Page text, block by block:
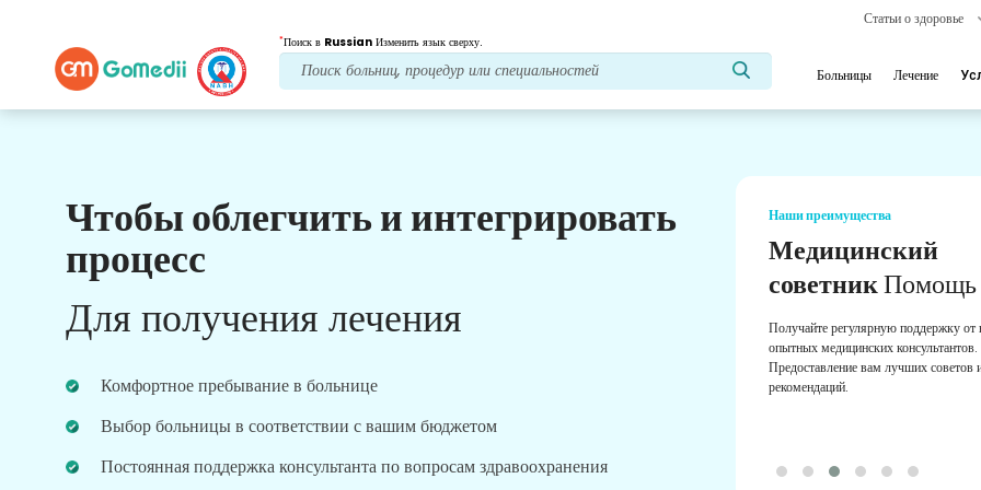
Статьи о здоровье
*Поиск в Russian Изменить язык сверху.
Больницы Лечение
Чтобы облегчить и интегрировать
процесс
Для получения лечения
Комфортное пребывание в больнице
Выбор больницы в соответствии с вашим бюджетом
Постоянная поддержка консультанта по вопросам здравоохранения
Наши преимущества
Лечение после
последующий уход
Получите круглосуточную медицинскую
Регулярные обновления о ваших потребностях в
Наши преимущества
Медицинский
советникПомощь
Получайте регулярную поддержку от
опытных медицинских консультантов.
Предоставление вам лучших советов
рекомендаций.